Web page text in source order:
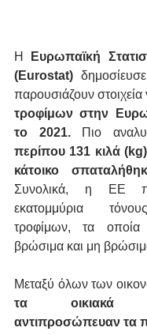
Η
Ευρωπαϊκή
(Eurostat)
παρουσιάζουν στοιχεία
τροφίμων στην
το 2021.
περίπου 131 κιλά
κάτοικο
Συνολικά, η ΕΕ
εκατομμύρια
τροφίμων, τα οποία
βρώσιμα και μη
Μεταξύ όλων των
τα οικιακά
αντιπροσώπευαν τα